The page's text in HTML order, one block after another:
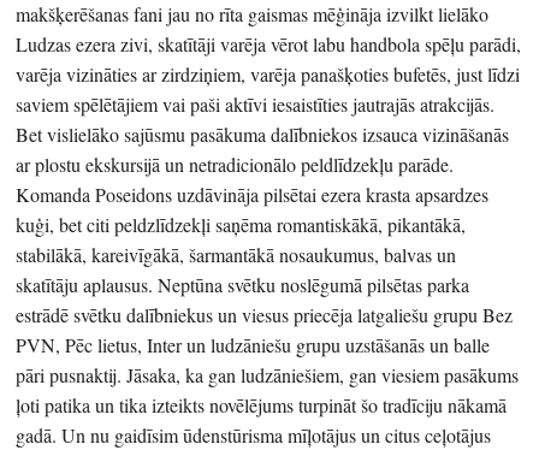
makšķerēšanas fani jau no rīta gaismas mēģināja izvilkt lielāko
Ludzas ezera zivi, skatītāji varēja vērot labu handbola spēļu parādi,
varēja vizināties ar zirdziņiem, varēja panašķoties bufetēs, just līdzi
saviem spēlētājiem vai paši aktīvi iesaistīties jautrajās atrakcijās.
Bet vislielāko sajūsmu pasākuma dalībniekos izsauca vizināšanās
ar plostu ekskursijā un netradicionālo peldlīdzekļu parāde.
Komanda Poseidons uzdāvināja pilsētai ezera krasta apsardzes
kuģi, bet citi peldzlīdzekļi saņēma romantiskākā, pikantākā,
stabilākā, kareivīgākā, šarmantākā nosaukumus, balvas un
skatītāju aplausus. Neptūna svētku noslēgumā pilsētas parka
estrādē svētku dalībniekus un viesus priecēja latgaliešu grupu Bez
PVN, Pēc lietus, Inter un ludzāniešu grupu uzstāšanās un balle
pāri pusnaktij. Jāsaka, ka gan ludzāniešiem, gan viesiem pasākums
ļoti patika un tika izteikts novēlējums turpināt šo tradīciju nākamā
gadā. Un nu gaidīsim ūdenstūrisma mīļotājus un citus ceļotājus